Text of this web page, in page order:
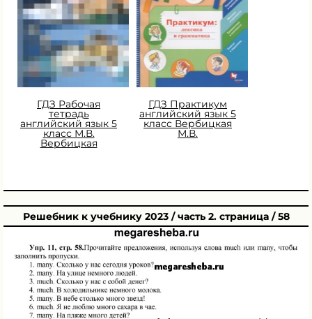
ГДЗ Рабочая
тетрадь
английский язык 5
класс М.В.
Вербицкая
ГДЗ Практикум
английский язык 5
класс Вербицкая
М.В.
Решебник к учебнику 2023 / часть 2. страница / 58